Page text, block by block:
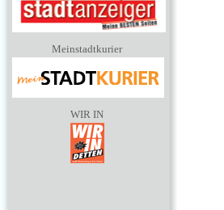
Meinstadtkurier
WIR IN